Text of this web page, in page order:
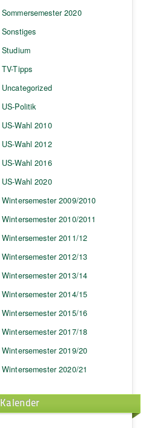
Sommersemester 2020
Sonstiges
Studium
TV-Tipps
Uncategorized
US-Politik
US-Wahl 2010
US-Wahl 2012
US-Wahl 2016
US-Wahl 2020
Wintersemester 2009/2010
Wintersemester 2010/2011
Wintersemester 2011/12
Wintersemester 2012/13
Wintersemester 2013/14
Wintersemester 2014/15
Wintersemester 2015/16
Wintersemester 2017/18
Wintersemester 2019/20
Wintersemester 2020/21
Kalender